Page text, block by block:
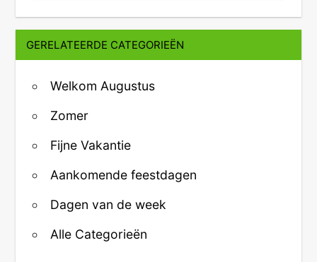
GERELATEERDE CATEGORIEËN
Welkom Augustus
Zomer
Fijne Vakantie
Aankomende feestdagen
Dagen van de week
Alle Categorieën